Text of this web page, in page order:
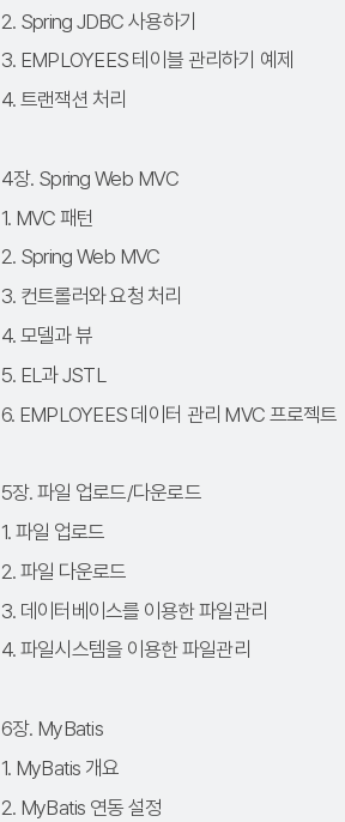
2. Spring JDBC 사용하기
3. EMPLOYEES 테이블 관리하기 예제
4. 트랜잭션 처리
4장. Spring Web MVC
1. MVC 패턴
2. Spring Web MVC
3. 컨트롤러와 요청 처리
4. 모델과 뷰
5. EL과 JSTL
6. EMPLOYEES 데이터 관리 MVC 프로젝트
5장. 파일 업로드/다운로드
1. 파일 업로드
2. 파일 다운로드
3. 데이터베이스를 이용한 파일관리
4. 파일시스템을 이용한 파일관리
6장. MyBatis
1. MyBatis 개요
2. MyBatis 연동 설정